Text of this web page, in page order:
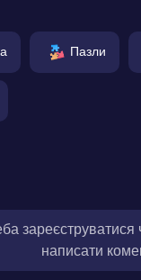
Пазли
зареєструватися
написати